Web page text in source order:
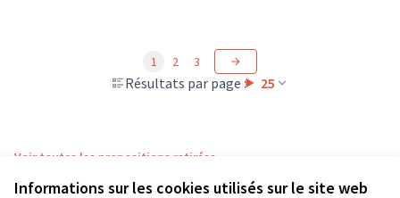
Informations sur les cookies utilisés sur le site web
Résultats par page : 25
1 2 3
Voir toutes les propositions retirées